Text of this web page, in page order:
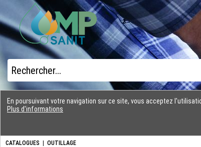
CATALOGUES OUTILLAGE
En poursuivant votre navigation sur ce site, vous acceptez
Plus d'informations